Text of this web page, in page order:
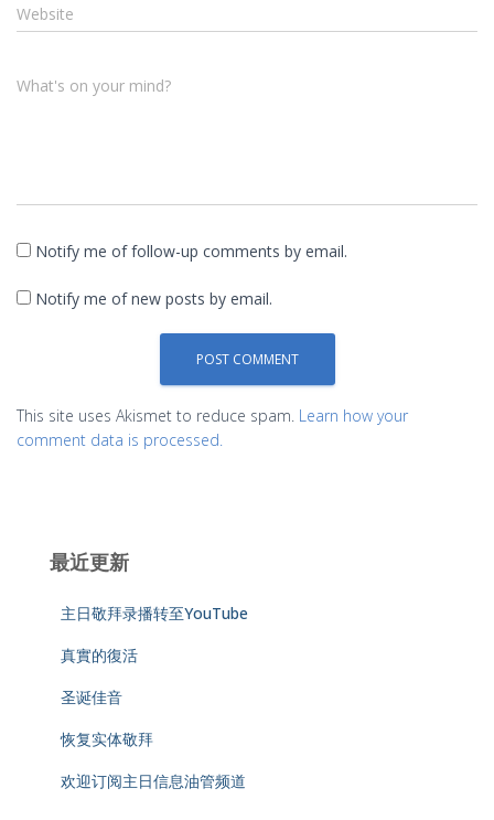
Website
What's on your mind?
Notify me of follow-up comments by email.
Notify me of new posts by email.
This site uses Akismet to reduce spam. Learn how your
comment data is processed.
最近更新
主日敬拜录播转至YouTube
真實的復活
圣诞佳音
恢复实体敬拜
欢迎订阅主日信息油管频道